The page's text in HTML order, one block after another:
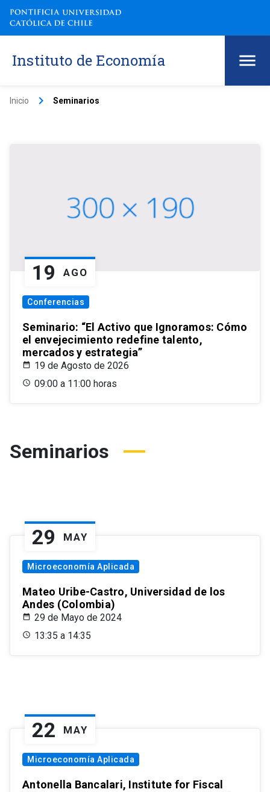
Instituto de Economía
Inicio keyboard_arrow_right Seminarios
19 AGO
Conferencias
Seminario: “El Activo que Ignoramos: Cómo
el envejecimiento redefine talento,
mercados y estrategia”
19 de Agosto de 2026
09:00 a 11:00 horas
Seminarios
29 MAY
Microeconomía Aplicada
Mateo Uribe-Castro, Universidad de los
Andes (Colombia)
29 de Mayo de 2024
13:35 a 14:35
22 MAY
Microeconomía Aplicada
Antonella Bancalari, Institute for Fiscal